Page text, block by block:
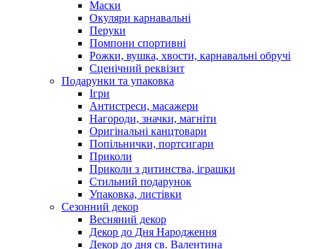
Маски
Окуляри карнавальні
Перуки
Помпони спортивні
Рожки, вушка, хвости, карнавальні обручі
Сценічний реквізит
Подарунки та упаковка
Ігри
Антистреси, масажери
Нагороди, значки, магніти
Оригінальні канцтовари
Попільнички, портсигари
Приколи
Приколи з дитинства, іграшки
Стильний подарунок
Упаковка, листівки
Сезонний декор
Весняний декор
Декор до Дня Народження
Декор до дня св. Валентина